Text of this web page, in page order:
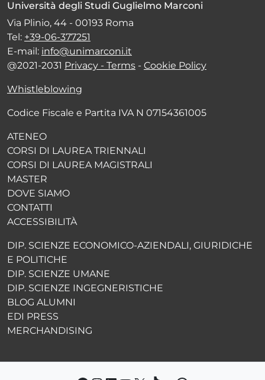
Università degli Studi Guglielmo Marconi
Via Plinio, 44 - 00193 Roma
Tel: +39-06-377251
E-mail: info@unimarconi.it
@2021-2031 Privacy - Terms - Cookie Policy
Whistleblowing
Codice Fiscale e Partita IVA N 07154361005
ATENEO
CORSI DI LAUREA TRIENNALI
CORSI DI LAUREA MAGISTRALI
MASTER
DOVE SIAMO
CONTATTI
ACCESSIBILITÀ
DIP. SCIENZE ECONOMICO-AZIENDALI, GIURIDICHE
E POLITICHE
DIP. SCIENZE UMANE
DIP. SCIENZE INGEGNERISTICHE
BLOG ALUMNI
EDI PRESS
MERCHANDISING